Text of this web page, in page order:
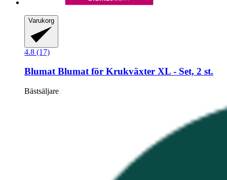
Varukorg
4.8 (17)
BlumatBlumat för Krukväxter XL -​ Set, 2 st.
Bästsäljare